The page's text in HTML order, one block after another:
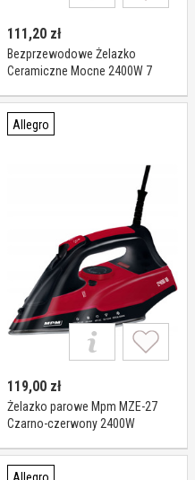
111,20 zł
Bezprzewodowe Żelazko
Ceramiczne Mocne 2400W 7
Allegro
119,00 zł
Żelazko parowe Mpm MZE-27
Czarno-czerwony 2400W